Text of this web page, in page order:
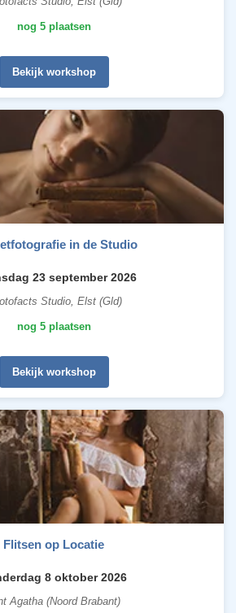
nog 5 plaatsen
Bekijk workshop
in de Studio
23 september 2026
Studio, Elst (Gld)
nog 5 plaatsen
Bekijk workshop
Flitsen op Locatie
8 oktober 2026
Agatha (Noord Brabant)